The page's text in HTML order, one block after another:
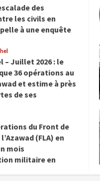
des
les civils en
à une enquête
– Juillet 2026 : le
36 opérations au
et estime à près
de ses
du Front de
(FLA) en
mois
militaire en